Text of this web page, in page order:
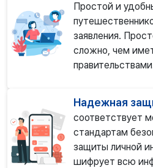
Простой и
заявления.
сложно, чем
Надежная
соответствует
стандартам
защиты личной
шифрует всю